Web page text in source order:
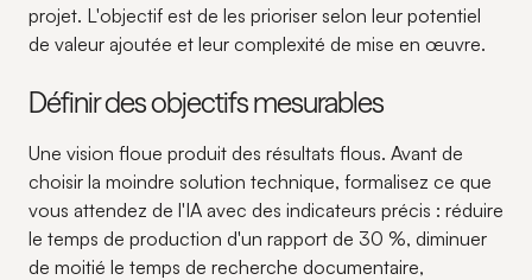
projet. L'objectif est de les prioriser selon leur potentiel
de valeur ajoutée et leur complexité de mise en œuvre.
Définir des objectifs mesurables
Une vision floue produit des résultats flous. Avant de
choisir la moindre solution technique, formalisez ce que
vous attendez de l'IA avec des indicateurs précis : réduire
le temps de production d'un rapport de 30 %, diminuer
de moitié le temps de recherche documentaire,